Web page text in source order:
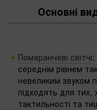
Основні
Помаранчеві світчі:
середнім рівнем
невеликим звуком
підходять для тих,
тактильності та